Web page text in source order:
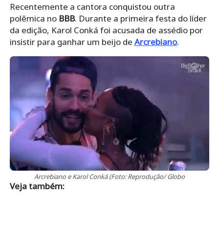
Recentemente a cantora conquistou outra
polêmica no BBB. Durante a primeira festa do líder
da edição, Karol Conká foi acusada de assédio por
insistir para ganhar um beijo de Arcrebiano.
Arcrebiano e Karol Conká (Foto: Reprodução/ Globo
Veja também: